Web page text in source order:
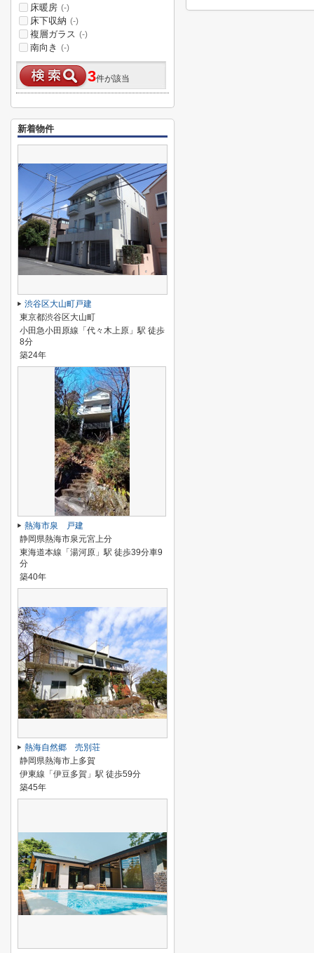
床暖房 (-)
床下収納 (-)
複層ガラス (-)
南向き (-)
3件が該当
新着物件
渋谷区大山町戸建
東京都渋谷区大山町
小田急小田原線「代々木上原」駅 徒歩
8分
築24年
熱海市泉 戸建
静岡県熱海市泉元宮上分
東海道本線「湯河原」駅 徒歩39分車9
分
築40年
熱海自然郷 売別荘
静岡県熱海市上多賀
伊東線「伊豆多賀」駅 徒歩59分
築45年